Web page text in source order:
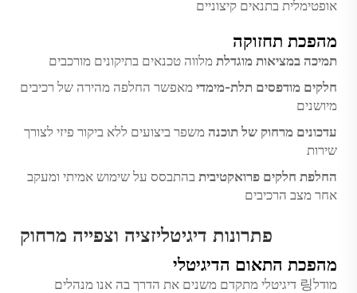
אופטימלית בתנאים קיצוניים
מהפכת תחזוקה
תמיכה במציאות מוגדלת מלווה טכנאים בתיקונים מורכבים
חלקים מודפסים תלת-מימדי מאפשר החלפה מהירה של רכיבים
מיושנים
עדכונים מרחוק של תוכנה משפר ביצועים ללא ביקור פיזי לצורך
שירות
החלפת חלקים פרואקטיבית בהתבסס על שימוש אמיתי ומעקב
אחר מצב הרכיבים
פתרונות דיגיטליזציה וצפייה מרחוק
מהפכת התאום הדיגיטלי
מודל링 דיגיטלי מתקדם משנים את הדרך בה אנו מנהלים